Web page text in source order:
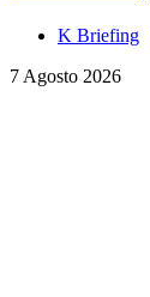
K Briefing
7 Agosto 2026